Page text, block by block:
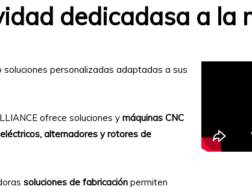
dedicadasa a la
soluciones personalizadas adaptadas a sus
ofrece soluciones y máquinas CNC
alternadores y rotores de
soluciones de fabricación permiten